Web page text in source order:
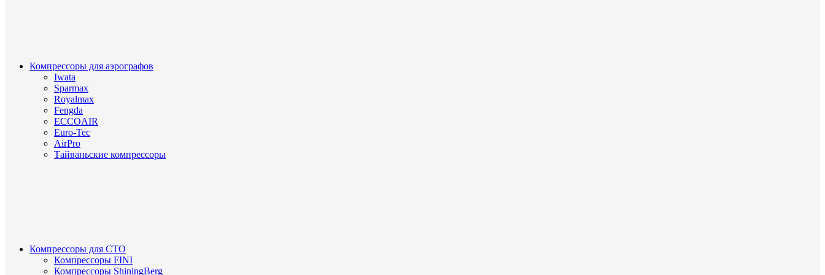
Компрессоры для аэрографов
Iwata
Sparmax
Royalmax
Fengda
ECCOAIR
Euro-Tec
AirPro
Тайваньские компрессоры
Компрессоры для СТО
Компрессоры FINI
Компрессоры ShiningBerg